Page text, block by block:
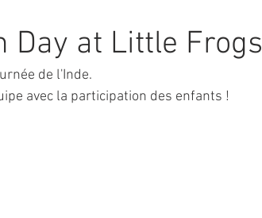
Day at Little Frogs
de l'Inde.
avec la participation des enfants !